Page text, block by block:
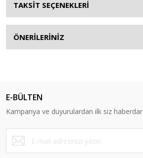
TAKSİT SEÇENEKLERİ
ÖNERİLERİNİZ
E-BÜLTEN
Kampanya ve duyurulardan ilk siz